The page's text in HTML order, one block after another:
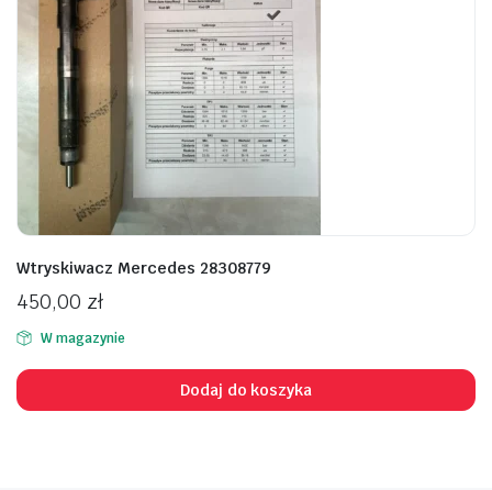
Wtryskiwacz Mercedes 28308779
450,00 zł
W magazynie
Dodaj do koszyka